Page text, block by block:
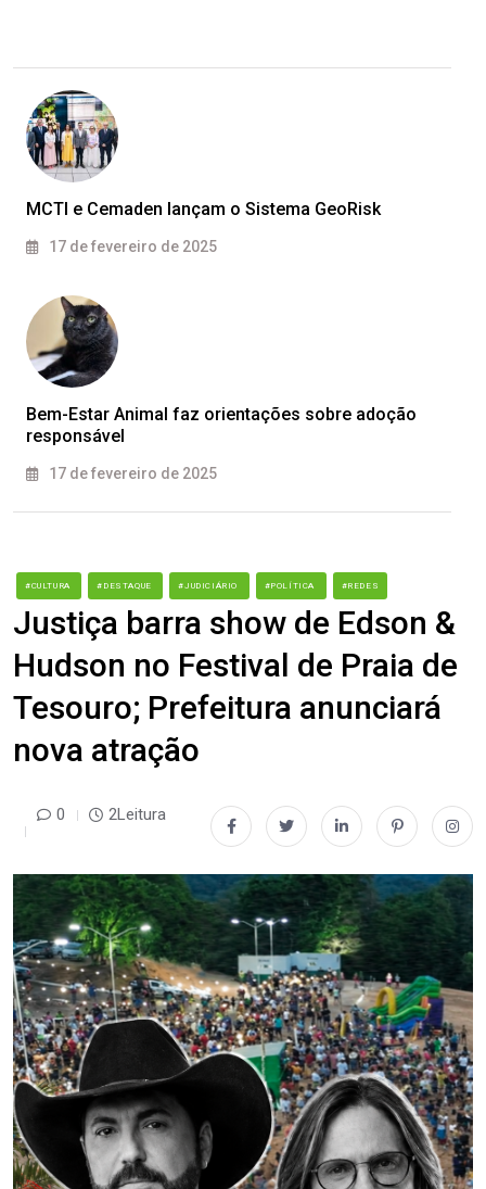
MCTI e Cemaden lançam o Sistema GeoRisk
17 de fevereiro de 2025
Bem-Estar Animal faz orientações sobre adoção
responsável
17 de fevereiro de 2025
#CULTURA #DESTAQUE #JUDICIÁRIO #POLÍTICA #REDES
Justiça barra show de Edson &
Hudson no Festival de Praia de
Tesouro; Prefeitura anunciará
nova atração
0 2Leitura